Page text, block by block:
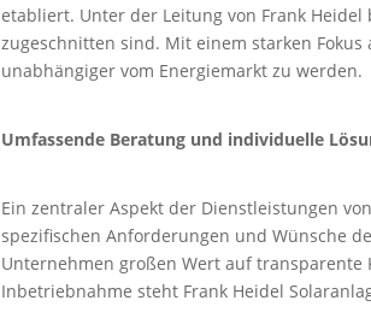
etabliert. Unter der Leitung von Frank
zugeschnitten sind. Mit einem starken
unabhängiger vom Energiemarkt zu werden.
Umfassende Beratung und individuelle
Ein zentraler Aspekt der Dienstleistungen
spezifischen Anforderungen und Wünsche
Unternehmen großen Wert auf
Inbetriebnahme steht Frank Heidel